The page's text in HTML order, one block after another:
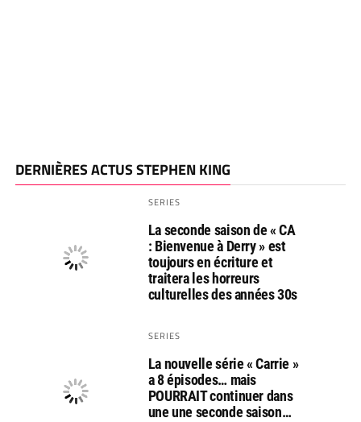
DERNIÈRES ACTUS STEPHEN KING
SERIES
La seconde saison de « CA
: Bienvenue à Derry » est
toujours en écriture et
traitera les horreurs
culturelles des années 30s
SERIES
La nouvelle série « Carrie »
a 8 épisodes… mais
POURRAIT continuer dans
une une seconde saison…